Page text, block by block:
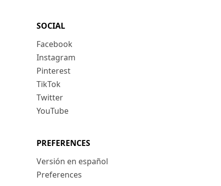
SOCIAL
Facebook
Instagram
Pinterest
TikTok
Twitter
YouTube
PREFERENCES
Versión en español
Preferences